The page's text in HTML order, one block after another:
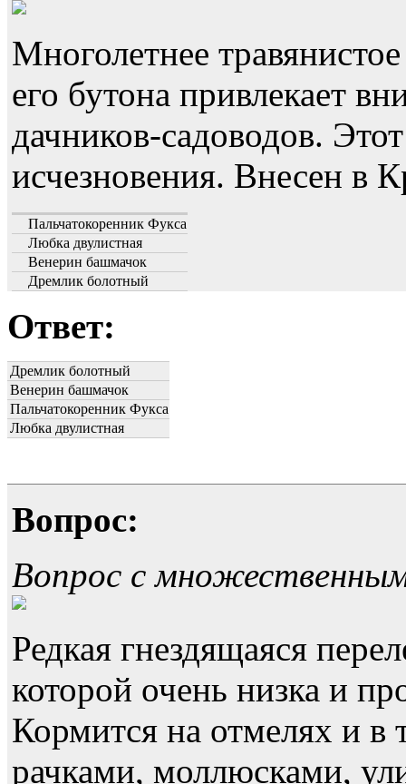
Многолетнее
его бутона привлекает
дачников-садоводов.
исчезновения. Внесен в
Пальчатокоренник Фукса
Любка двулистная
Венерин башмачок
Дремлик болотный
Ответ:
Дремлик болотный
Венерин башмачок
Пальчатокоренник Фукса
Любка двулистная
Вопрос:
Вопрос с
Редкая гнездящаяся
которой очень низка и
Кормится на отмелях и в
рачками, моллюсками,